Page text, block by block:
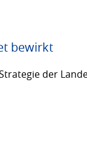
bewirkt
der